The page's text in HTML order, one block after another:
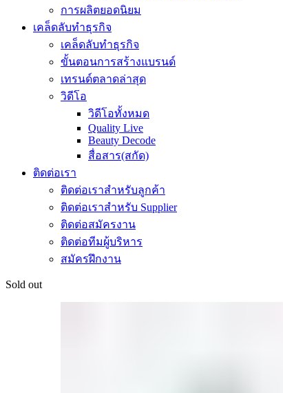
การผลิตยอดนิยม
เคล็ดลับทำธุรกิจ
เคล็ดลับทำธุรกิจ
ขั้นตอนการสร้างแบรนด์
เทรนด์ตลาดล่าสุด
วิดีโอ
วิดีโอทั้งหมด
Quality Live
Beauty Decode
สื่อสาร(สกัด)
ติดต่อเรา
ติดต่อเราสำหรับลูกค้า
ติดต่อเราสำหรับ Supplier
ติดต่อสมัครงาน
ติดต่อทีมผู้บริหาร
สมัครฝึกงาน
Sold out